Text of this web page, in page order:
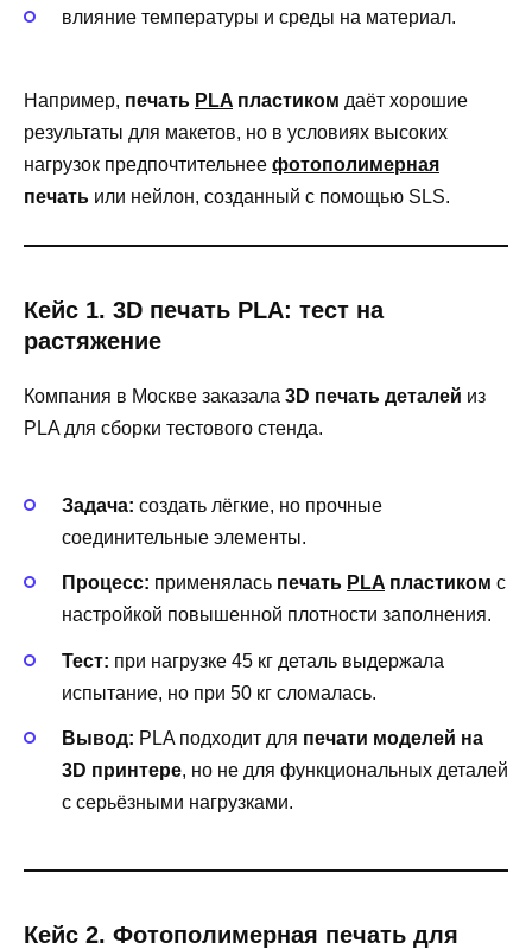
влияние температуры и среды на материал.
Например, печать PLA пластиком даёт хорошие
результаты для макетов, но в условиях высоких
нагрузок предпочтительнее фотополимерная
печать или нейлон, созданный с помощью SLS.
Кейс 1. 3D печать PLA: тест на
растяжение
Компания в Москве заказала 3D печать деталей из
PLA для сборки тестового стенда.
Задача: создать лёгкие, но прочные
соединительные элементы.
Процесс: применялась печать PLA пластиком с
настройкой повышенной плотности заполнения.
Тест: при нагрузке 45 кг деталь выдержала
испытание, но при 50 кг сломалась.
Вывод: PLA подходит для печати моделей на
3D принтере, но не для функциональных деталей
с серьёзными нагрузками.
Кейс 2. Фотополимерная печать для